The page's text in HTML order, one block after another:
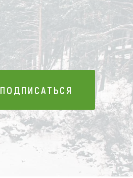
ПОДПИСАТЬСЯ
ПОДПИСАТЬСЯ